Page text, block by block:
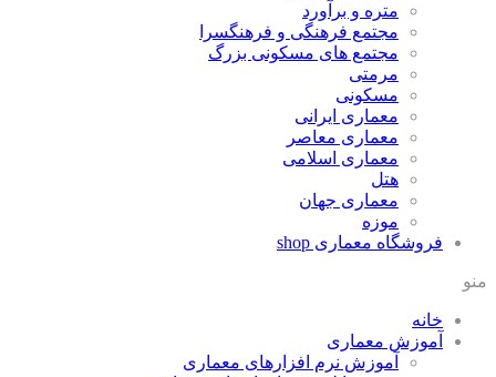
متره و برآورد
مجتمع فرهنگی و فرهنگسرا
مجتمع های مسکونی بزرگ
مرمتی
مسکونی
معماری ایرانی
معماری معاصر
معماری اسلامی
هتل
معماری جهان
موزه
فروشگاه معماری shop
منو
خانه
آموزش معماری
آموزش نرم افزارهای معماری